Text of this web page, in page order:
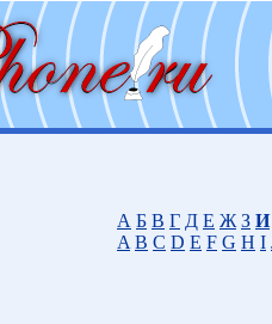
А Б В Г Д Е Ж З И
A B C D E F G H I